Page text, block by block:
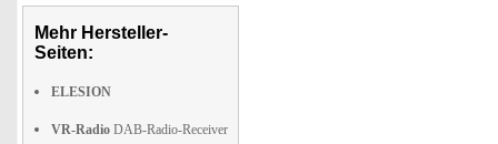
Mehr Hersteller-
Seiten:
ELESION
VR-Radio DAB-Radio-Receiver